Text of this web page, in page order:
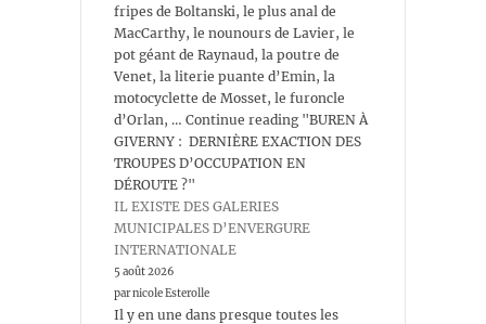
fripes de Boltanski, le plus anal de
MacCarthy, le nounours de Lavier, le
pot géant de Raynaud, la poutre de
Venet, la literie puante d’Emin, la
motocyclette de Mosset, le furoncle
d’Orlan, … Continue reading "BUREN À
GIVERNY : DERNIÈRE EXACTION DES
TROUPES D’OCCUPATION EN
DÉROUTE ?"
IL EXISTE DES GALERIES
MUNICIPALES D’ENVERGURE
INTERNATIONALE
5 août 2026
par nicole Esterolle
Il y en une dans presque toutes les